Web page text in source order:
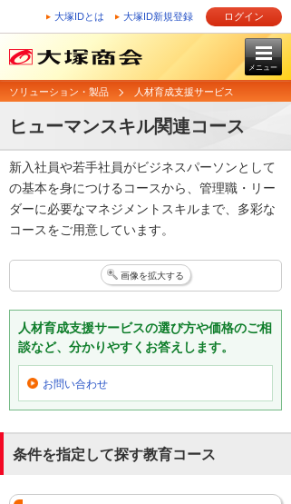
大塚IDとは 大塚ID新規登録 ログイン
メニュー
ソリューション・製品 人材育成支援サービス
ヒューマンスキル関連コース
新入社員や若手社員がビジネスパーソンとして
の基本を身につけるコースから、管理職・リー
ダーに必要なマネジメントスキルまで、多彩な
コースをご用意しています。
画像を拡大する
人材育成支援サービスの選び方や価格のご相
談など、分かりやすくお答えします。
お問い合わせ
条件を指定して探す教育コース